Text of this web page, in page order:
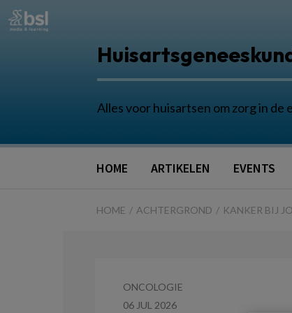
Alles voor huisartsen om zorg in
HOME ARTIKELEN EVENTS
HOME ACHTERGROND KANKER BIJ
ONCOLOGIE
06 JUL 2026